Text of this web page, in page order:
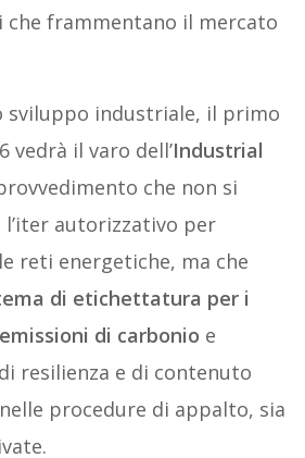
che frammentano il mercato
sviluppo industriale, il primo
vedrà il varo dell’Industrial
che non si
autorizzativo per
reti energetiche, ma che
di etichettatura per i
di carbonio e
resilienza e di contenuto
procedure di appalto, sia